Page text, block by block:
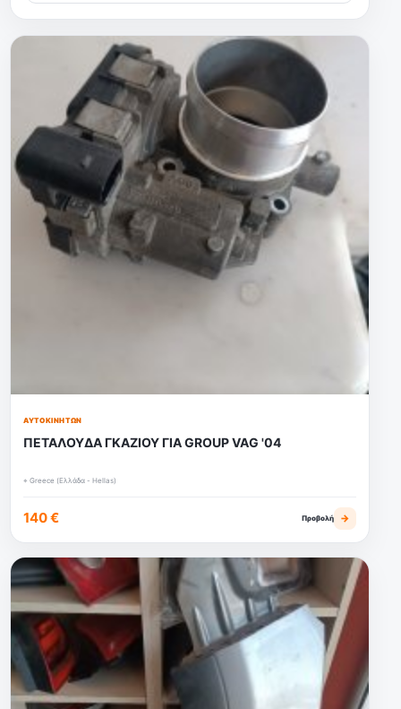
ΑΥΤΟΚΙΝΉΤΩΝ
ΠΕΤΑΛΟΥΔΑ ΓΚΑΖΙΟΥ ΓΙΑ GROUP VAG '04
⌖ Greece (Ελλάδα - Hellas)
140 € Προβολή →